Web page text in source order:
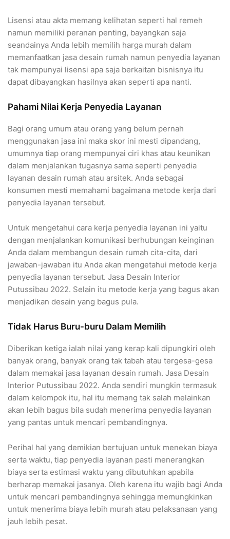
Lisensi atau akta memang kelihatan seperti hal remeh
namun memiliki peranan penting, bayangkan saja
seandainya Anda lebih memilih harga murah dalam
memanfaatkan jasa desain rumah namun penyedia layanan
tak mempunyai lisensi apa saja berkaitan bisnisnya itu
dapat dibayangkan hasilnya akan seperti apa nanti.
Pahami Nilai Kerja Penyedia Layanan
Bagi orang umum atau orang yang belum pernah
menggunakan jasa ini maka skor ini mesti dipandang,
umumnya tiap orang mempunyai ciri khas atau keunikan
dalam menjalankan tugasnya sama seperti penyedia
layanan desain rumah atau arsitek. Anda sebagai
konsumen mesti memahami bagaimana metode kerja dari
penyedia layanan tersebut.
Untuk mengetahui cara kerja penyedia layanan ini yaitu
dengan menjalankan komunikasi berhubungan keinginan
Anda dalam membangun desain rumah cita-cita, dari
jawaban-jawaban itu Anda akan mengetahui metode kerja
penyedia layanan tersebut. Jasa Desain Interior
Putussibau 2022. Selain itu metode kerja yang bagus akan
menjadikan desain yang bagus pula.
Tidak Harus Buru-buru Dalam Memilih
Diberikan ketiga ialah nilai yang kerap kali dipungkiri oleh
banyak orang, banyak orang tak tabah atau tergesa-gesa
dalam memakai jasa layanan desain rumah. Jasa Desain
Interior Putussibau 2022. Anda sendiri mungkin termasuk
dalam kelompok itu, hal itu memang tak salah melainkan
akan lebih bagus bila sudah menerima penyedia layanan
yang pantas untuk mencari pembandingnya.
Perihal hal yang demikian bertujuan untuk menekan biaya
serta waktu, tiap penyedia layanan pasti menerangkan
biaya serta estimasi waktu yang dibutuhkan apabila
berharap memakai jasanya. Oleh karena itu wajib bagi Anda
untuk mencari pembandingnya sehingga memungkinkan
untuk menerima biaya lebih murah atau pelaksanaan yang
jauh lebih pesat.